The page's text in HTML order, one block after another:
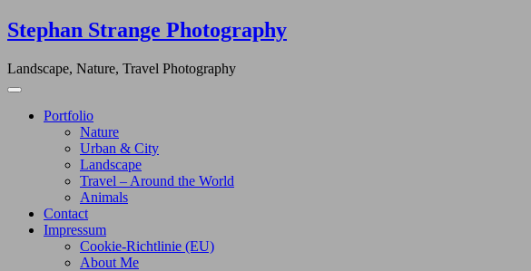
Skip
to
Stephan Strange Photography
Landscape, Nature, Travel Photography
Portfolio
Nature
Urban & City
Landscape
Travel – Around the World
Animals
Contact
Impressum
Cookie-Richtlinie (EU)
About Me